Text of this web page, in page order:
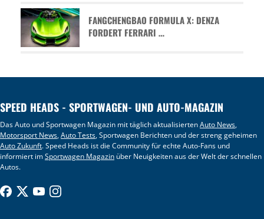
FANGCHENGBAO FORMULA X: DENZA
FORDERT FERRARI …
SPEED HEADS - SPORTWAGEN- UND AUTO-MAGAZIN
Das Auto und Sportwagen Magazin mit täglich aktualisiertenAuto News,
Motorsport News,Auto Tests, Sportwagen Berichten und der streng geheimen
Auto Zukunft. Speed Heads ist die Community für echte Auto-Fans und
informiert imSportwagen Magazin über Neuigkeiten aus der Welt der schnellen
Autos.